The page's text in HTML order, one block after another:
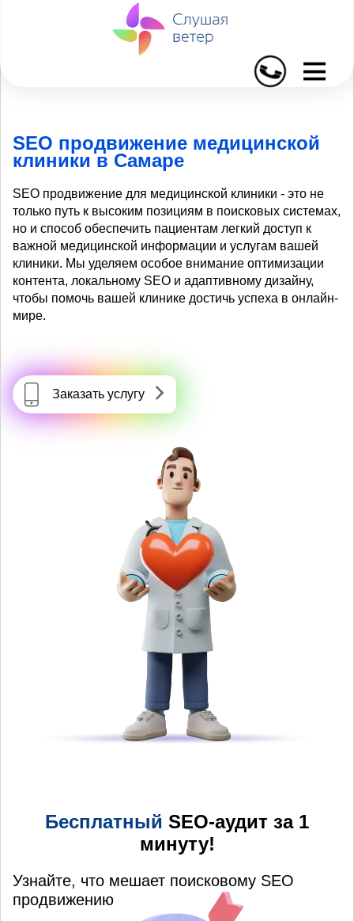
I
SEO продвижение медицинской
клиники в Самаре
SEO продвижение для медицинской клиники - это не
только путь к высоким позициям в поисковых системах,
но и способ обеспечить пациентам легкий доступ к
важной медицинской информации и услугам вашей
клиники. Мы уделяем особое внимание оптимизации
контента, локальному SEO и адаптивному дизайну,
чтобы помочь вашей клинике достичь успеха в онлайн-
мире.
Заказать услугу
Бесплатный SEO-аудит за 1
минуту!
Узнайте, что мешает поисковому SEO
продвижению